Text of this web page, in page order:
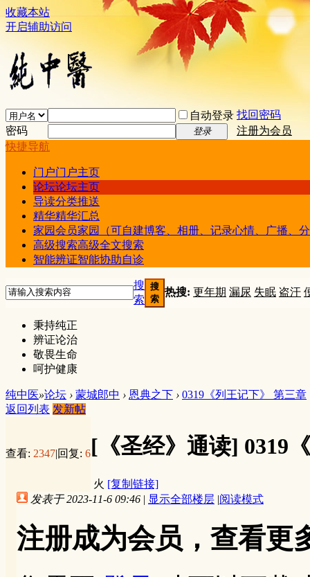
收藏本站
开启辅助访问
自动登录 找回密码
密码
登录
注册为会员
快捷导航
门户门户主页
论坛论坛主页
导读分类推送
精华精华汇总
家园会员家园（可自建博客、相册、记录心情、广播、
高级搜索高级全文搜索
智能辨证智能协助自诊
搜
索
搜
索
热搜: 更年期 漏尿 失眠 盗汗
秉持纯正
辨证论治
敬畏生命
呵护健康
纯中医»论坛 › 蒙城郎中 › 恩典之下 › 0319《列王记下》 第三章
返回列表 发新帖
查看: 2347|回复: 6[《圣经》通读] 0319
火 [复制链接]
发表于 2023-11-6 09:46 | 显示全部楼层 |阅读模式
注册成为会员，查看更